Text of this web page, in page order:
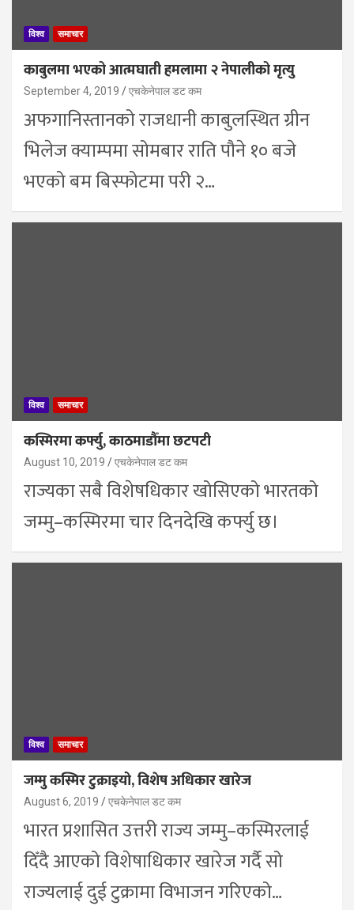
विश्व समाचार
काबुलमा भएको आत्मघाती हमलामा २ नेपालीको मृत्यु
September 4, 2019 एचकेनेपाल डट कम
अफगानिस्तानको राजधानी काबुलस्थित ग्रीन
भिलेज क्याम्पमा सोमबार राति पौने १० बजे
भएको बम बिस्फोटमा परी २…
विश्व समाचार
कस्मिरमा कर्फ्यु, काठमाडौँमा छटपटी
August 10, 2019 एचकेनेपाल डट कम
राज्यका सबै विशेषधिकार खोसिएको भारतको
जम्मु–कस्मिरमा चार दिनदेखि कर्फ्यु छ।
विश्व समाचार
जम्मु कस्मिर टुक्राइयो, विशेष अधिकार खारेज
August 6, 2019 एचकेनेपाल डट कम
भारत प्रशासित उत्तरी राज्य जम्मु–कस्मिरलाई
दिँदै आएको विशेषाधिकार खारेज गर्दै सो
राज्यलाई दुई टुक्रामा विभाजन गरिएको…